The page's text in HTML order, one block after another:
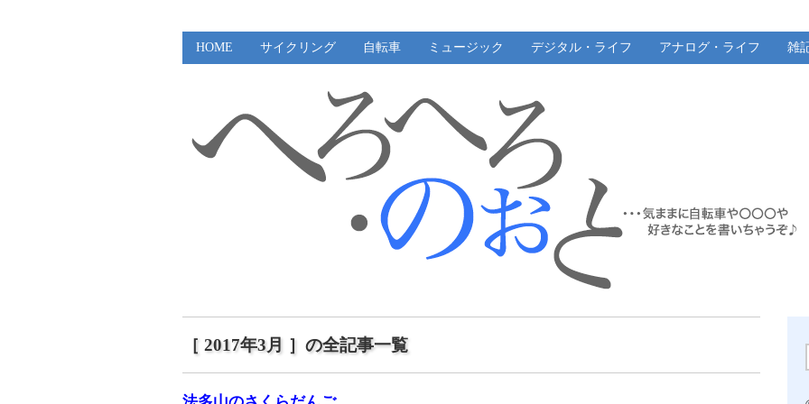
HOME サイクリング 自転車 ミュージック デジタル・ライフ アナログ・ライフ 雑
［ 2017年3月 ］の全記事一覧